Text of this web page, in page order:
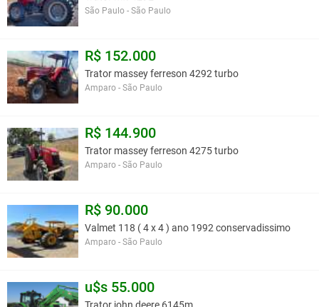
São Paulo - São Paulo
R$ 152.000
Trator massey ferreson 4292 turbo
Amparo - São Paulo
R$ 144.900
Trator massey ferreson 4275 turbo
Amparo - São Paulo
R$ 90.000
Valmet 118 ( 4 x 4 ) ano 1992 conservadissimo
Amparo - São Paulo
u$s 55.000